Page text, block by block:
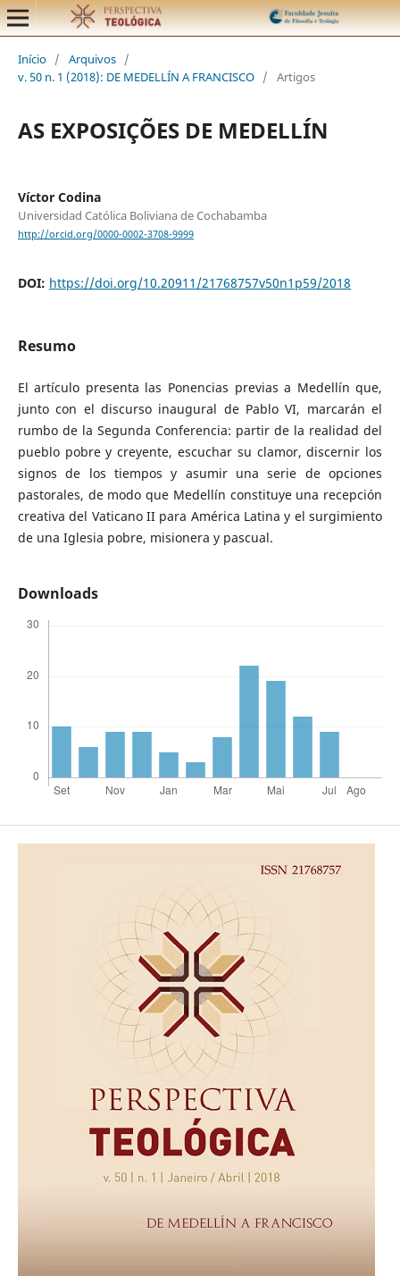
Início / Arquivos /
v. 50 n. 1 (2018): DE MEDELLÍN A FRANCISCO / Artigos
AS EXPOSIÇÕES DE MEDELLÍN
Víctor Codina
Universidad Católica Boliviana de Cochabamba
http://orcid.org/0000-0002-3708-9999
DOI: https://doi.org/10.20911/21768757v50n1p59/2018
Resumo
El artículo presenta las Ponencias previas a Medellín que,
junto con el discurso inaugural de Pablo VI, marcarán el
rumbo de la Segunda Conferencia: partir de la realidad del
pueblo pobre y creyente, escuchar su clamor, discernir los
signos de los tiempos y asumir una serie de opciones
pastorales, de modo que Medellín constituye una recepción
creativa del Vaticano II para América Latina y el surgimiento
de una Iglesia pobre, misionera y pascual.
Downloads